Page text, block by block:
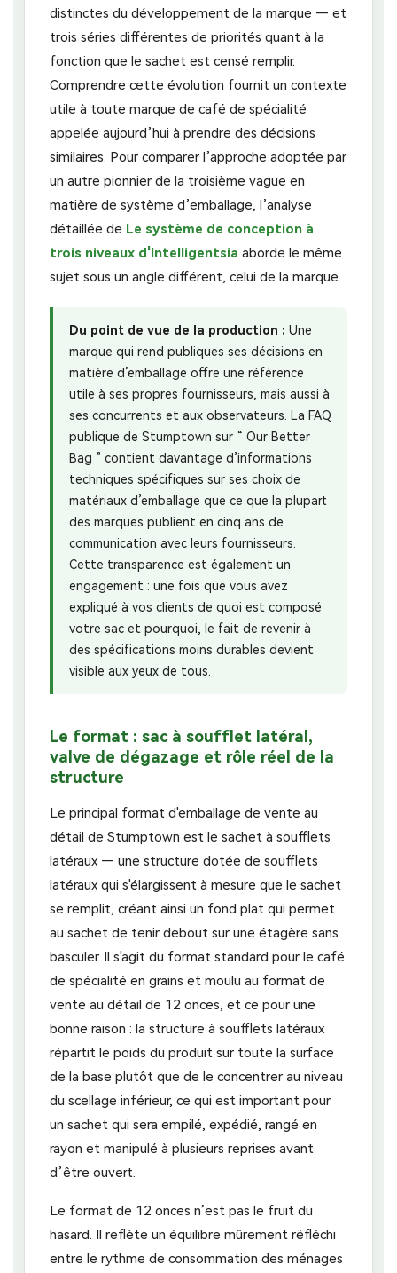
distinctes du développement de la marque — et
trois séries différentes de priorités quant à la
fonction que le sachet est censé remplir.
Comprendre cette évolution fournit un contexte
utile à toute marque de café de spécialité
appelée aujourd’hui à prendre des décisions
similaires. Pour comparer l’approche adoptée par
un autre pionnier de la troisième vague en
matière de système d’emballage, l’analyse
détaillée de Le système de conception à
trois niveaux d'Intelligentsia aborde le même
sujet sous un angle différent, celui de la marque.
Du point de vue de la production : Une
marque qui rend publiques ses décisions en
matière d’emballage offre une référence
utile à ses propres fournisseurs, mais aussi à
ses concurrents et aux observateurs. La FAQ
publique de Stumptown sur “ Our Better
Bag ” contient davantage d’informations
techniques spécifiques sur ses choix de
matériaux d’emballage que ce que la plupart
des marques publient en cinq ans de
communication avec leurs fournisseurs.
Cette transparence est également un
engagement : une fois que vous avez
expliqué à vos clients de quoi est composé
votre sac et pourquoi, le fait de revenir à
des spécifications moins durables devient
visible aux yeux de tous.
Le format : sac à soufflet latéral,
valve de dégazage et rôle réel de la
structure
Le principal format d'emballage de vente au
détail de Stumptown est le sachet à soufflets
latéraux — une structure dotée de soufflets
latéraux qui s'élargissent à mesure que le sachet
se remplit, créant ainsi un fond plat qui permet
au sachet de tenir debout sur une étagère sans
basculer. Il s'agit du format standard pour le café
de spécialité en grains et moulu au format de
vente au détail de 12 onces, et ce pour une
bonne raison : la structure à soufflets latéraux
répartit le poids du produit sur toute la surface
de la base plutôt que de le concentrer au niveau
du scellage inférieur, ce qui est important pour
un sachet qui sera empilé, expédié, rangé en
rayon et manipulé à plusieurs reprises avant
d’être ouvert.
Le format de 12 onces n’est pas le fruit du
hasard. Il reflète un équilibre mûrement réfléchi
entre le rythme de consommation des ménages